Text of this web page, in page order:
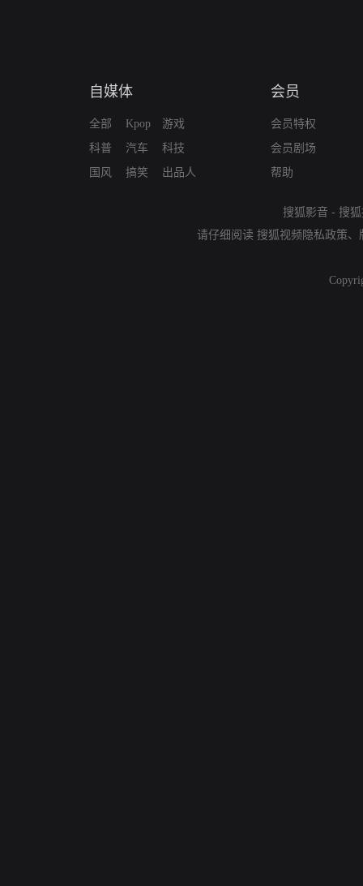
自媒体
全部
科普
国风
Kpop
汽车
搞笑
游戏
科技
出品人
会员
会员特权
会员剧场
帮助
搜狐影音 - 搜
请仔细阅读 搜狐视频隐私政策、